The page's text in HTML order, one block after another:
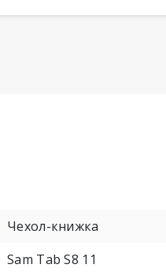
Чехол-книжка
Sam Tab S8 11